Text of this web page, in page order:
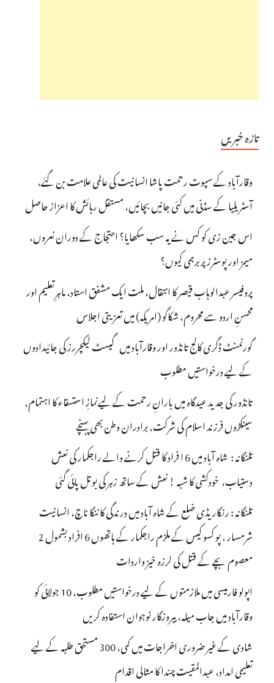
تازہ خبریں
وقارآباد کے سپوت رحمت پاشا انسانیت کی عالمی علامت بن گئے،
آسٹریلیا کے سڈنی میں کئی جانیں بچائیں، مستقل رہائش کا اعزاز حاصل
اس جین زی کو کس نے یہ سب سکھایا؟ احتجاج کے دوران نعروں،
میمز اور پوسٹرز پر برہمی کیوں؟
پروفیسر عبدالوہاب قیصر کا انتقال، ملت ایک مشفق استاد، ماہرِتعلیم اور
محسنِ اردو سے محروم، شکاگو (امریکہ) میں تعزیتی اجلاس
گورنمنٹ ڈگری کالج تانڈور اور وقارآباد میں گیسٹ لیکچررز کی جائیدادوں
کے لیے درخواستیں مطلوب
تانڈور کی جدید عیدگاہ میں بارانِ رحمت کے لیےنمازِ استسقاء کا اہتمام,
سینکڑوں فرزند اسلام کی شرکت, برادران وطن بھی پہنچے
تلنگانہ : شاہ آباد میں 6 ا فراد کا قتل کرنے والے راجکمار کی نعش
دستیاب، خودکشی کا شبہ ! نعش کے ساتھ زہر کی بوتل پائی گئی
تلنگانہ : رنگاریڈی ضلع کے شاہ آباد میں درندگی کا ننگا ناچ، انسانیت
شرمسار ، پو کسو کیس کے ملزم راجکمار کے ہاتھوں 6 افراد بشمول 2
معصوم بچے کے قتل کی لرزہ خیز واردات
اپولو فارمیسی میں ملازمتوں کے لیے درخواستیں مطلوب، 10 جولائی کو
وقارآباد میں جاب میلہ، بیروزگار نوجوان استفادہ کریں
شادی کے غیر ضروری اخراجات میں کمی، 300 مستحق طلبہ کے لیے
تعلیمی امداد، عبدالمقیت چندا کا مثالی اقدام